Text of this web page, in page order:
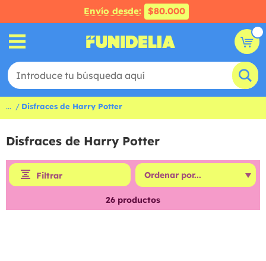
Envío desde: $80.000
... Disfraces de Harry Potter
Disfraces de Harry Potter
Filtrar
26 productos